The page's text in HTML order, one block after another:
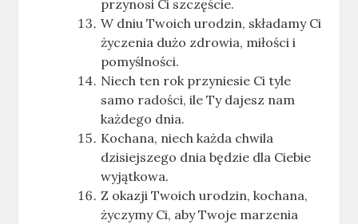
przynosi Ci szczęście.
W dniu Twoich urodzin, składamy Ci
życzenia dużo zdrowia, miłości i
pomyślności.
Niech ten rok przyniesie Ci tyle
samo radości, ile Ty dajesz nam
każdego dnia.
Kochana, niech każda chwila
dzisiejszego dnia będzie dla Ciebie
wyjątkowa.
Z okazji Twoich urodzin, kochana,
życzymy Ci, aby Twoje marzenia